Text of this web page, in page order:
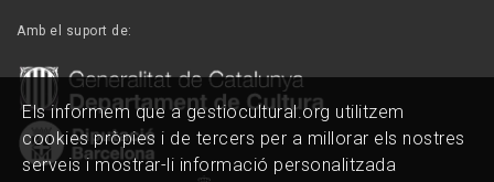
Amb el suport de:
Els informem que a gestiocultural.org utilitzem
cookies pròpies i de tercers per a millorar els nostres
serveis i mostrar-li informació personalitzada